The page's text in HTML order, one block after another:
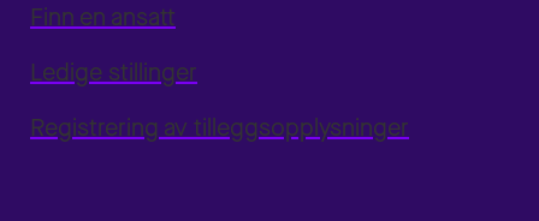
Finn en ansatt
Ledige stillinger
Registrering av tilleggsopplysninger